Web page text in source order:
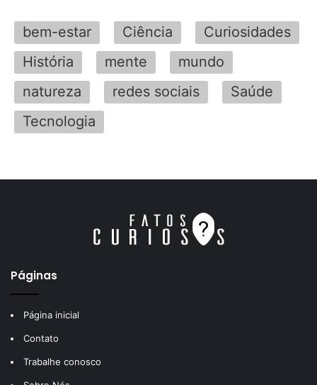
bem-estar Ciência
Curiosidades
História
mente
mundo
natureza
redes sociais
Saúde
Tecnologia
Páginas
Página inicial
Contato
Trabalhe conosco